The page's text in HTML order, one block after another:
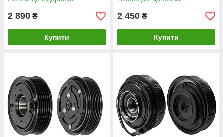
2 890 ₴
Купити
2 450 ₴
Купити